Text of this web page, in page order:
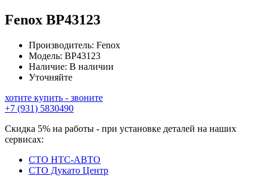
Fenox BP43123
Производитель: Fenox
Модель: BP43123
Наличие: В наличии
Уточняйте
хотите купить - звоните
+7 (931) 5830490
Скидка 5% на работы - при установке деталей на наших
сервисах:
СТО НТС-АВТО
СТО Дукато Центр